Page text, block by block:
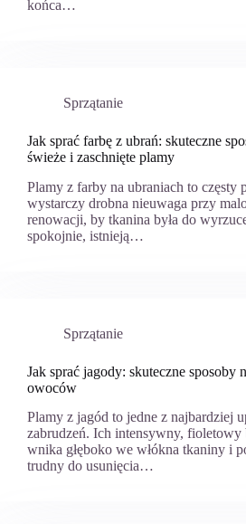
końca…
Sprzątanie
Jak sprać farbę z ubrań: skuteczne
świeże i zaschnięte plamy
Plamy z farby na ubraniach to częsty
wystarczy drobna nieuwaga przy
renowacji, by tkanina była do
spokojnie, istnieją…
Sprzątanie
Jak sprać jagody: skuteczne sposoby
owoców
Plamy z jagód to jedne z najbardziej
zabrudzeń. Ich intensywny,
wnika głęboko we włókna tkaniny i
trudny do usunięcia…